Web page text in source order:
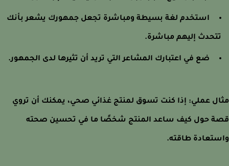
استخدم لغة بسيطة ومباشرة تجعل جمهورك يشعر بأنك
إليهم مباشرة.
ضع في اعتبارك المشاعر التي تريد أن تثيرها لدى الجمهور.
عملي: إذا كنت تسوق لمنتج غذائي صحي، يمكنك أن تروي
حول كيف ساعد المنتج شخصًا ما في تحسين صحته
طاقته.